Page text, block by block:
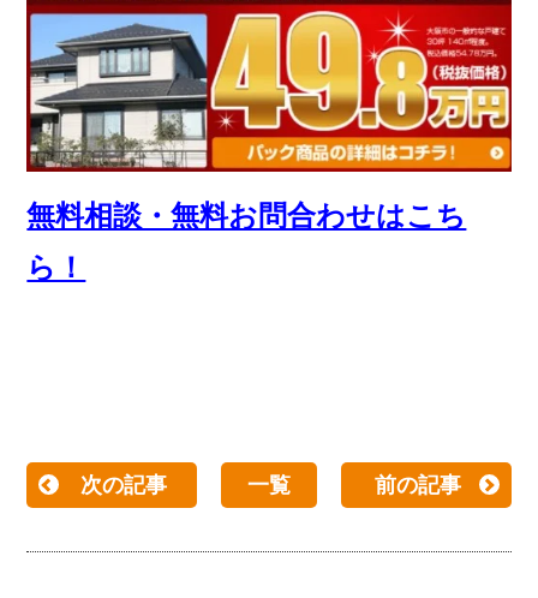
無料相談・無料お問合わせはこち
ら！
次の記事 一覧 前の記事